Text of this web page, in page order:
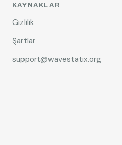
KAYNAKLAR
Gizlilik
Şartlar
support@wavestatix.org